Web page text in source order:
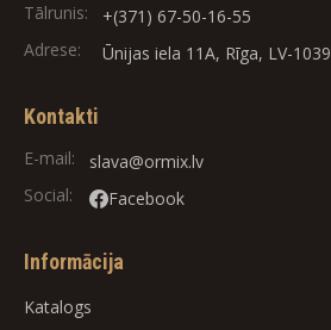
Tālrunis:
+(371) 67-50-16-55
Adrese:
Ūnijas iela 11A, Rīga, LV-1039
Kontakti
E-mail:
slava@ormix.lv
Social:
Facebook
Informācija
Katalogs